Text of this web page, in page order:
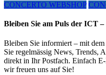
CONCERTO WEBSHOP
Bleiben Sie am Puls der ICT
Bleiben Sie informiert – mit
Sie regelmässig News, Trends,
direkt in Ihr Postfach. Einfach
wir freuen uns auf Sie!